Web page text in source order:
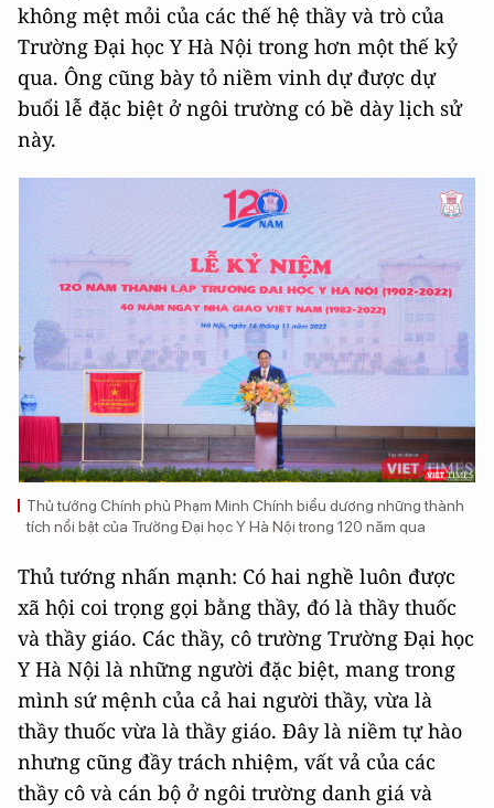
không mệt mỏi của các thế hệ thầy và trò của
Trường Đại học Y Hà Nội trong hơn một thế kỷ
qua. Ông cũng bày tỏ niềm vinh dự được dự
buổi lễ đặc biệt ở ngôi trường có bề dày lịch sử
này.
Thủ tướng Chính phủ Phạm Minh Chính biểu dương những thành
tích nổi bật của Trường Đại học Y Hà Nội trong 120 năm qua
Thủ tướng nhấn mạnh: Có hai nghề luôn được
xã hội coi trọng gọi bằng thầy, đó là thầy thuốc
và thầy giáo. Các thầy, cô trường Trường Đại học
Y Hà Nội là những người đặc biệt, mang trong
mình sứ mệnh của cả hai người thầy, vừa là
thầy thuốc vừa là thầy giáo. Đây là niềm tự hào
nhưng cũng đầy trách nhiệm, vất vả của các
thầy cô và cán bộ ở ngôi trường danh giá và